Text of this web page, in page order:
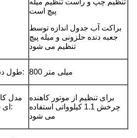
پیچ است
براکت آب جدول اندازه توسط
جعبه دنده حلزونی و میله پیچ
تنظیم می شود
طول دستگاه موبایل الکتریکی: 800 میلی متر
مدل
ای (حرکت به جلو و عقب):
برای تنظیم از موتور کاهنده
چرخش 1.1 کیلوواتی استفاده
می شود